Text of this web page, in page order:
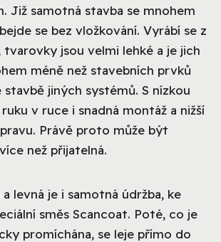
Již samotná stavba se mnohem
se bez vložkování. Vyrábí se z
jsou velmi lehké a je jich
méně než stavebních prvků
jiných systémů. S nízkou
v ruce i snadná montáž a nižší
Právě proto může být
než přijatelná.
a levná je i samotná údržba, ke
směs Scancoat. Poté, co je
promíchána, se leje přímo do